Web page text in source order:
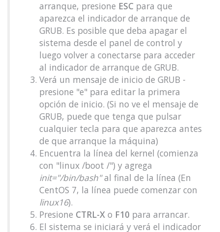
arranque, presione ESC para que
aparezca el indicador de arranque de
GRUB. Es posible que deba apagar el
sistema desde el panel de control y
luego volver a conectarse para acceder
al indicador de arranque de GRUB.
Verá un mensaje de inicio de GRUB -
presione "e" para editar la primera
opción de inicio. (Si no ve el mensaje de
GRUB, puede que tenga que pulsar
cualquier tecla para que aparezca antes
de que arranque la máquina)
Encuentra la línea del kernel (comienza
con "linux /boot /") y agrega
init="/bin/bash"al final de la línea (En
CentOS 7, la línea puede comenzar con
linux16).
Presione CTRL-X o F10 para arrancar.
El sistema se iniciará y verá el indicador